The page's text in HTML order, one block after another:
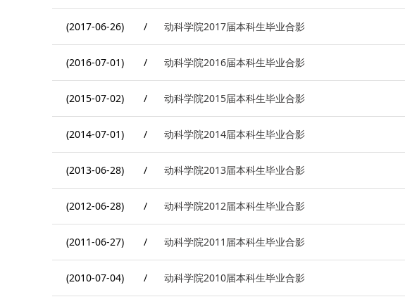
(2017-06-26) / 动科学院2017届本科生毕业合影
(2016-07-01) / 动科学院2016届本科生毕业合影
(2015-07-02) / 动科学院2015届本科生毕业合影
(2014-07-01) / 动科学院2014届本科生毕业合影
(2013-06-28) / 动科学院2013届本科生毕业合影
(2012-06-28) / 动科学院2012届本科生毕业合影
(2011-06-27) / 动科学院2011届本科生毕业合影
(2010-07-04) / 动科学院2010届本科生毕业合影